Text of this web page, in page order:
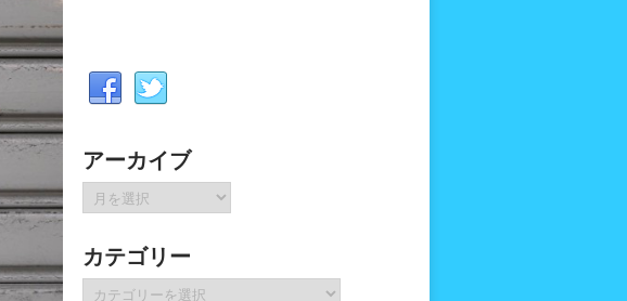
アーカイブ
ア
ー
イ
ブ
カテゴリー